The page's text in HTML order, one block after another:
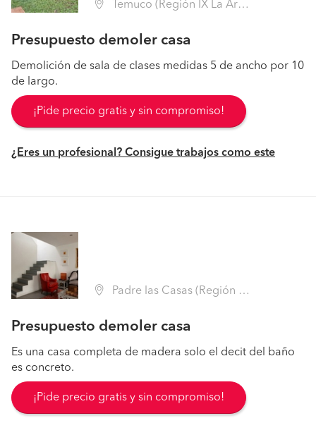
Temuco (Región IX La Araucanía - Cautín)
Presupuesto demoler casa
Demolición de sala de clases medidas 5 de ancho por 10
de largo.
¡Pide precio gratis y sin compromiso!
¿Eres un profesional? Consigue trabajos como este
Padre las Casas (Región IX La Araucanía - Cautín)
Presupuesto demoler casa
Es una casa completa de madera solo el decit del baño
es concreto.
¡Pide precio gratis y sin compromiso!